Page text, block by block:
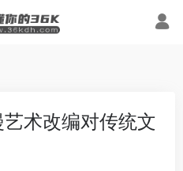
术改编对传统文